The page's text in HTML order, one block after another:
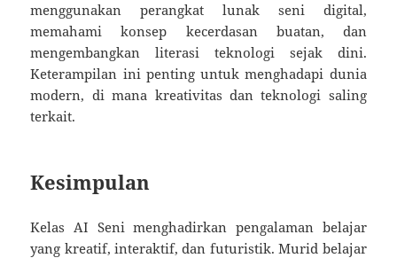
menggunakan perangkat lunak seni digital,
memahami konsep kecerdasan buatan, dan
mengembangkan literasi teknologi sejak dini.
Keterampilan ini penting untuk menghadapi dunia
modern, di mana kreativitas dan teknologi saling
terkait.
Kesimpulan
Kelas AI Seni menghadirkan pengalaman belajar
yang kreatif, interaktif, dan futuristik. Murid belajar